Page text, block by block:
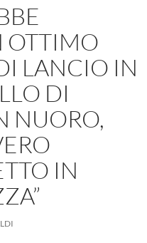
OTTIMO
LANCIO IN
DI
NUORO,
IN